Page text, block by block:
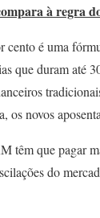
à regra
cento é uma
que duram até
os novos
têm que pagar
do